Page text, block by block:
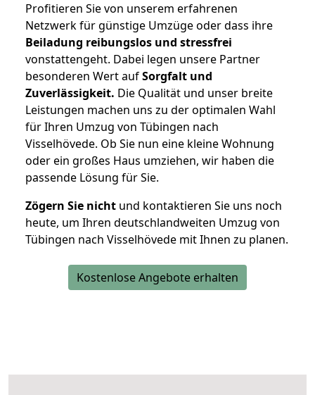
Profitieren Sie von unserem erfahrenen
Netzwerk für günstige Umzüge oder dass ihre
Beiladung reibungslos und stressfrei
vonstattengeht. Dabei legen unsere Partner
besonderen Wert aufSorgfalt und
Zuverlässigkeit. Die Qualität und unser breite
Leistungen machen uns zu der optimalen Wahl
für Ihren Umzug von Tübingen nach
Visselhövede. Ob Sie nun eine kleine Wohnung
oder ein großes Haus umziehen, wir haben die
passende Lösung für Sie.
Zögern Sie nicht und kontaktieren Sie uns noch
heute, um Ihren deutschlandweiten Umzug von
Tübingen nach Visselhövede mit Ihnen zu planen.
Kostenlose Angebote erhalten